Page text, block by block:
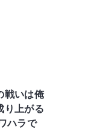
戦いは俺
り上がる
ハラで